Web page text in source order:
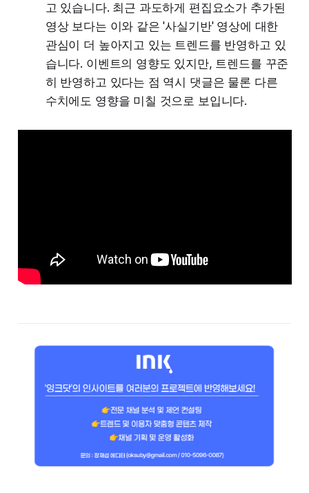
고 있습니다. 최근 과도하게 편집요소가 추가된
영상 보다는 이와 같은 '사실기반' 영상에 대한
관심이 더 높아지고 있는 트렌드를 반영하고 있
습니다. 이벤트의 영향도 있지만, 트렌드를 꾸준
히 반영하고 있다는 점 역시 댓글은 물론 다른
수치에도 영향을 미칠 것으로 보입니다.